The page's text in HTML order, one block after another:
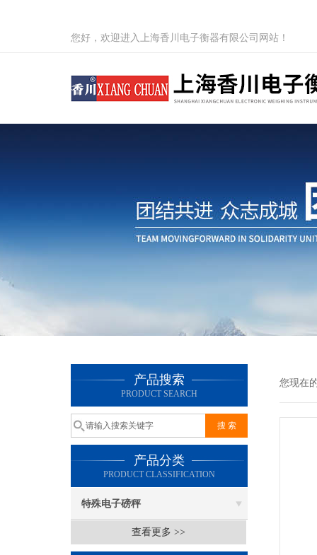
您好，欢迎进入上海香川电子衡器有限公司网站！
产品搜索
PRODUCT SEARCH
产品分类
PRODUCT CLASSIFICATION
特殊电子磅秤
查看更多 >>
您现在